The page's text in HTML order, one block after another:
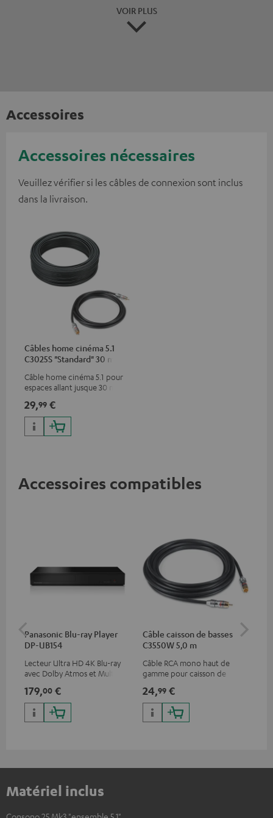
VOIR PLUS
Accessoires
Accessoires nécessaires
Veuillez vérifier si les câbles de connexion sont inclus
dans la livraison.
Câbles home cinéma 5.1
C3025S "Standard" 30 m²
Câble home cinéma 5.1 pour
espaces allant jusque 30 m²
29,99 €
Accessoires compatibles
Panasonic Blu-ray Player
DP-UB154
Lecteur Ultra HD 4K Blu-ray
avec Dolby Atmos et Multi
qualité d’image incroyable et
des couleurs contrastées
179,00 €
Câble caisson de basses
C3550W 5,0 m
Câble RCA mono haut de
gamme pour caisson de
24,99 €
Matériel inclus